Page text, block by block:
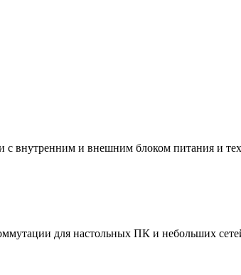
внутренним и внешним блоком питания и
для настольных ПК и небольших